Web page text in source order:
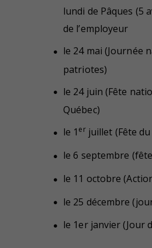
lundi de Pâques (5
de l’employeur
le 24 mai (Journée
patriotes)
le 24 juin (Fête
Québec)
le 1 erjuillet (Fête du
le 6 septembre
le 11 octobre
le 25 décembre
le 1er janvier (Jour